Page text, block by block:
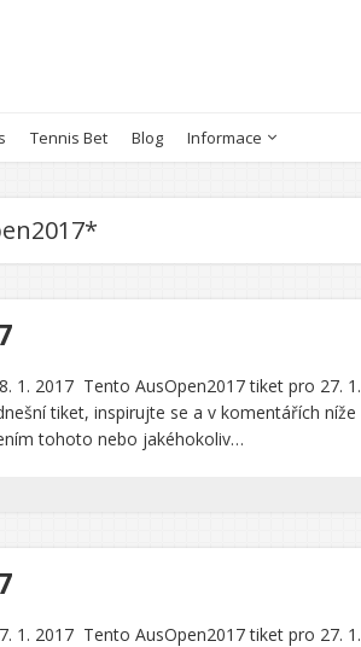
Tennis Bet Blog Informace
1. 2017 Tento AusOpen2017 tiket pro 27. 1.
tiket, inspirujte se a v komentářích níže
tohoto nebo jakéhokoliv…
1. 2017 Tento AusOpen2017 tiket pro 27. 1.